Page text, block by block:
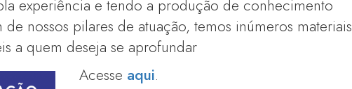
experiência e tendo a produção de conhecimento
nossos pilares de atuação, temos inúmeros materiais
a quem deseja se aprofundar
Acesse aqui.